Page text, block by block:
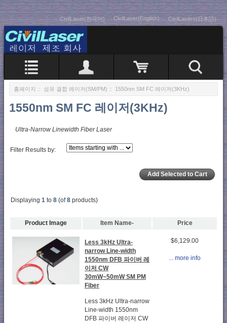
CivilLaser(한국어) CivilLaser(English) CivilLasers(日本語)
홈페이지 :: 섬유 결합 레이저(SM/PM) :: 1550nm SM FC 레이저(3KHz)
1550nm SM FC 레이저(3KHz)
Ultra-Narrow Linewidth Fiber Laser
Filter Results by:
Displaying 1 to 8 (of8 products)
Product Image Item Name- Price
Less 3kHz Ultra-
narrow Line-width
1550nm DFB 파이버 레
이저 CW
30mW~50mW SM PM
Fiber
Less 3kHz Ultra-narrow
Line-width 1550nm
DFB 파이버 레이저 CW
$6,129.00
... more info